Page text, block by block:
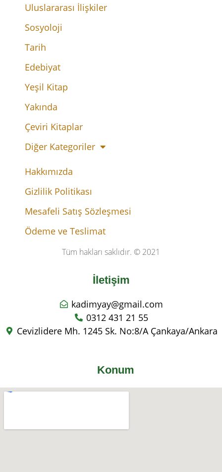
Uluslararası İlişkiler
Sosyoloji
Tarih
Edebiyat
Yeşil Kitap
Yakında
Çeviri Kitaplar
Diğer Kategoriler
Hakkımızda
Gizlilik Politikası
Mesafeli Satış Sözleşmesi
Ödeme ve Teslimat
Tüm hakları saklıdır. © 2021
İletişim
kadimyay@gmail.com
0312 431 21 55
Cevizlidere Mh. 1245 Sk. No:8/A Çankaya/Ankara
Konum